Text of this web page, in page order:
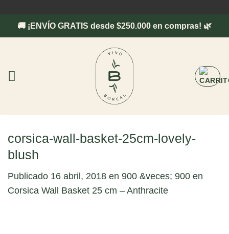
contenido
🚚 ¡ENVÍO GRATIS desde $250.000 en compras! 🌿
corsica-wall-basket-25cm-lovely-
blush
Publicado 16 abril, 2018 en 900 &veces; 900 en
Corsica Wall Basket 25 cm – Anthracite